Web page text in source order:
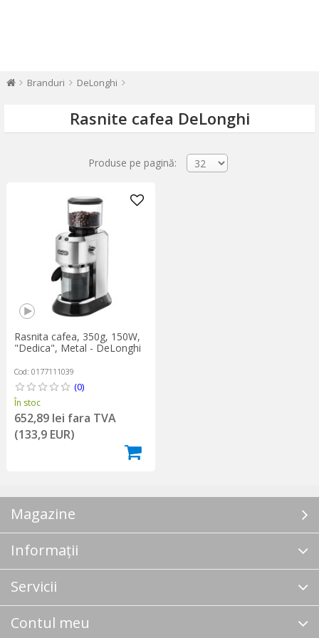
Branduri DeLonghi
Rasnite cafea DeLonghi
Produse pe pagină:
Rasnita cafea, 350g, 150W,
"Dedica", Metal - DeLonghi
Cod: 0177111039
(0)
În stoc
652,89 lei fara TVA
(133,9 EUR)
Magazine
Informații
Servicii
Contul meu